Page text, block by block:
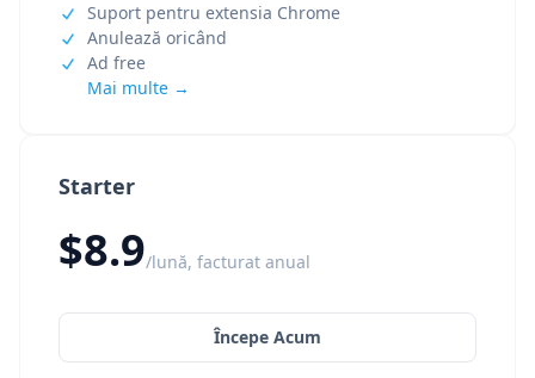
Starter
$8.9/lună, facturat anual
Începe Acum
Suport pentru extensia Chrome
Anulează oricând
Ad free
Mai multe →